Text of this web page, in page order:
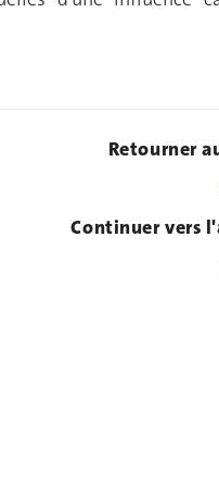
Retourner
Continuer vers